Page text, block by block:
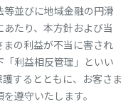
インボイス
並びに地域金融の円滑
たり、本方針および当
の利益が不当に害され
利益相反管理」といい
するとともに、お客さま
遵守いたします。